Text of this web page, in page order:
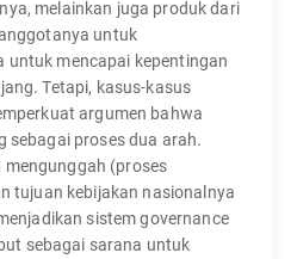
melainkan juga produk dari
untuk
untuk mencapai kepentingan
Tetapi, kasus-kasus
argumen bahwa
sebagai proses dua arah.
(proses
tujuan kebijakan nasionalnya
sistem governance
sebagai sarana untuk